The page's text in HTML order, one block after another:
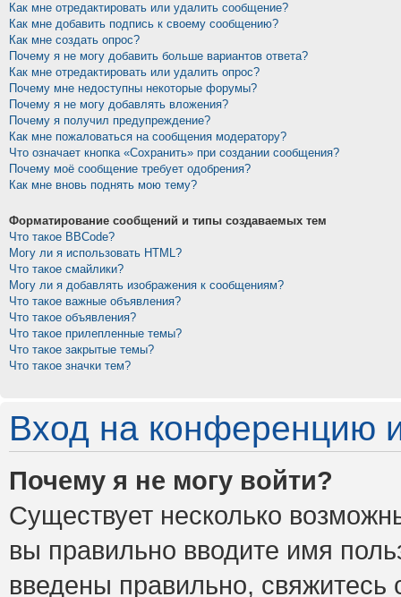
Как мне отредактировать или удалить сообщение?
Как мне добавить подпись к своему сообщению?
Как мне создать опрос?
Почему я не могу добавить больше вариантов ответа?
Как мне отредактировать или удалить опрос?
Почему мне недоступны некоторые форумы?
Почему я не могу добавлять вложения?
Почему я получил предупреждение?
Как мне пожаловаться на сообщения модератору?
Что означает кнопка «Сохранить» при создании сообщения?
Почему моё сообщение требует одобрения?
Как мне вновь поднять мою тему?
Форматирование сообщений и типы создаваемых тем
Что такое BBCode?
Могу ли я использовать HTML?
Что такое смайлики?
Могу ли я добавлять изображения к сообщениям?
Что такое важные объявления?
Что такое объявления?
Что такое прилепленные темы?
Что такое закрытые темы?
Что такое значки тем?
Вход на конференцию
Почему я не могу войти?
Существует несколько
вы правильно вводите имя
введены правильно,